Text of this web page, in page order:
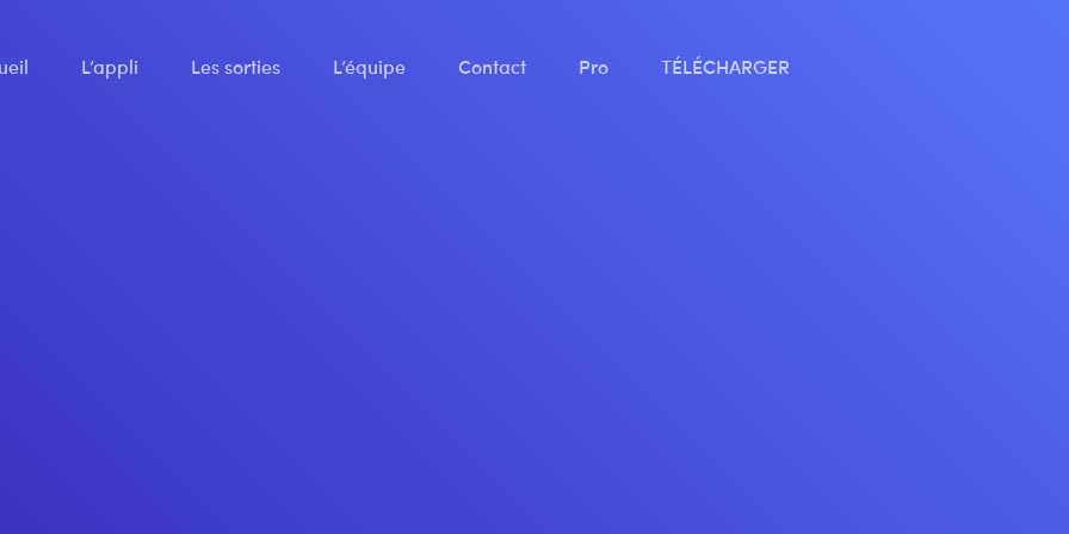
L’appli Les sorties L’équipe Contact Pro TÉLÉCHARGER